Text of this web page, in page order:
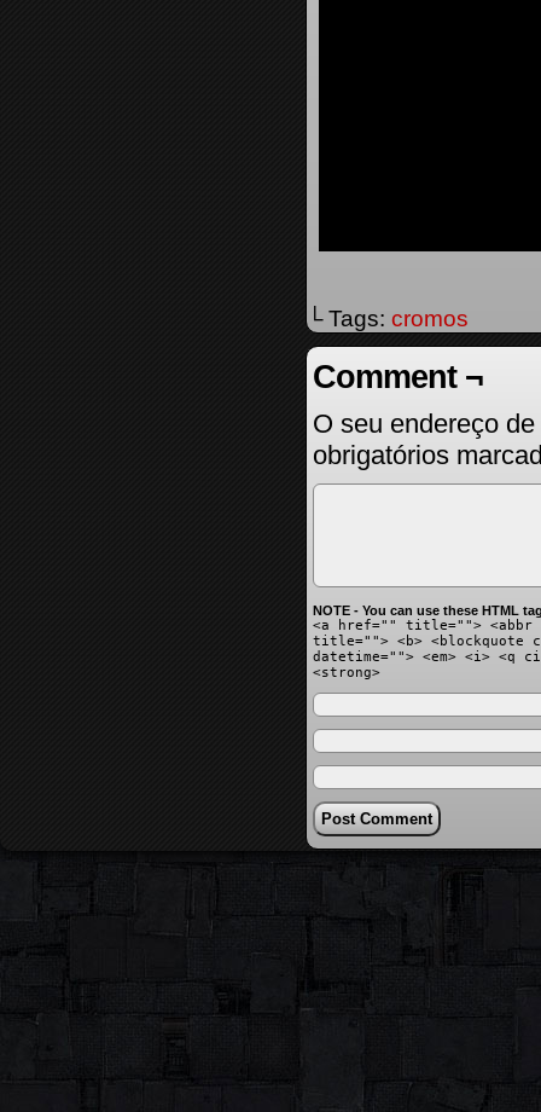
└ Tags: cromos
Comment ¬
O seu endereço
obrigatórios
NOTE - You can use these HTML
<a href="" title=""> <abbr
title=""> <b> <blockquote
datetime=""> <em> <i> <q
<strong>